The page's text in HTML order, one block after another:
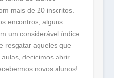
mais de 20 inscritos.
encontros, alguns
um considerável índice
resgatar aqueles que
decidimos abrir
novos alunos!